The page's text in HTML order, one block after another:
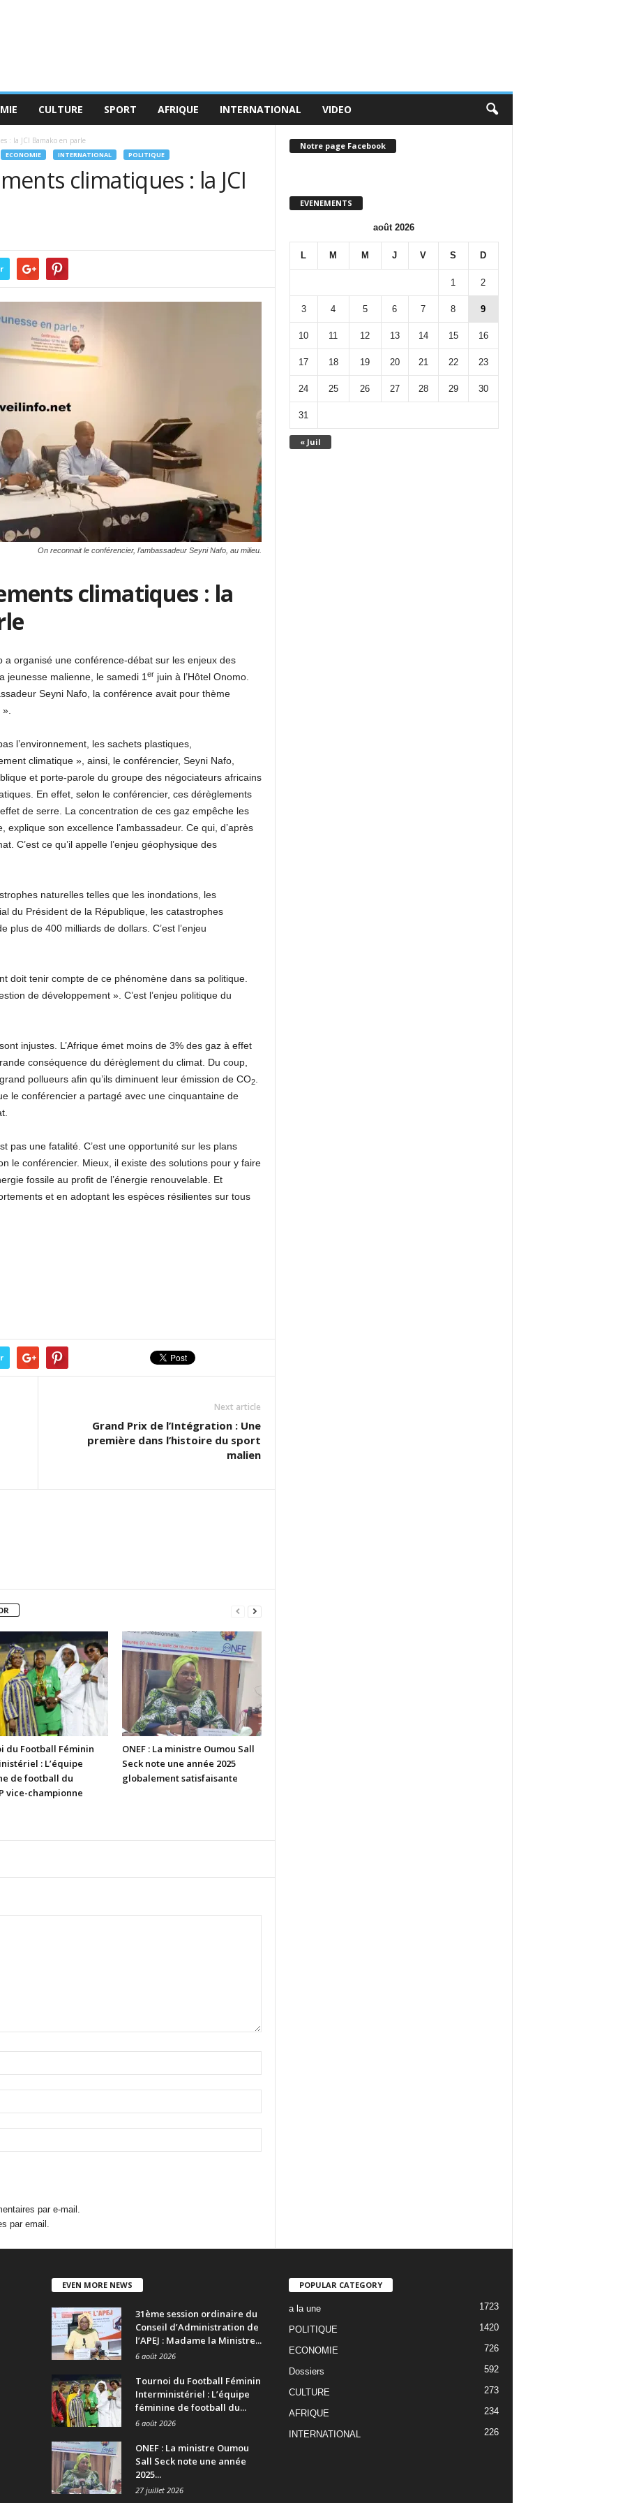
CULTURE SPORT AFRIQUE INTERNATIONAL VIDEO
: la JCI Bamako en parle
ECONOMIE INTERNATIONAL POLITIQUE
climatiques : la JCI
On reconnait le conférencier, l’ambassadeur Seyni Nafo, au milieu.
climatiques : la
organisé une conférence-débat sur les enjeux des
jeunesse malienne, le samedi 1 erjuin à l’Hôtel Onomo.
Seyni Nafo, la conférence avait pour thème
l’environnement, les sachets plastiques,
climatique », ainsi, le conférencier, Seyni Nafo,
et porte-parole du groupe des négociateurs africains
En effet, selon le conférencier, ces dérèglements
de serre. La concentration de ces gaz empêche les
son excellence l’ambassadeur. Ce qui, d’après
C’est ce qu’il appelle l’enjeu géophysique des
naturelles telles que les inondations, les
du Président de la République, les catastrophes
plus de 400 milliards de dollars. C’est l’enjeu
doit tenir compte de ce phénomène dans sa politique.
de développement ». C’est l’enjeu politique du
injustes. L’Afrique émet moins de 3% des gaz à effet
conséquence du dérèglement du climat. Du coup,
pollueurs afin qu’ils diminuent leur émission de CO2.
le conférencier a partagé avec une cinquantaine de
pas une fatalité. C’est une opportunité sur les plans
le conférencier. Mieux, il existe des solutions pour y faire
fossile au profit de l’énergie renouvelable. Et
et en adoptant les espèces résilientes sur tous
Next article
Grand Prix de l’Intégration : Une
première dans l’histoire du sport
malien
du Football Féminin
: L’équipe
de football du
vice-championne
ONEF : La ministre Oumou Sall
Seck note une année 2025
globalement satisfaisante
par e-mail.
par email.
Notre page Facebook
EVENEMENTS
août 2026
L M M J V S D
« Juil
1 2
3 4 5 6 7 8 9
10 11 12 13 14 15 16
17 18 19 20 21 22 23
24 25 26 27 28 29 30
31
EVEN MORE NEWS
31ème session ordinaire du
Conseil d’Administration de
l’APEJ : Madame la Ministre...
6 août 2026
Tournoi du Football Féminin
Interministériel : L’équipe
féminine de football du...
6 août 2026
ONEF : La ministre Oumou
Sall Seck note une année
2025...
27 juillet 2026
POPULAR CATEGORY
a la une 1723
POLITIQUE 1420
ECONOMIE 726
Dossiers 592
CULTURE 273
AFRIQUE 234
INTERNATIONAL 226